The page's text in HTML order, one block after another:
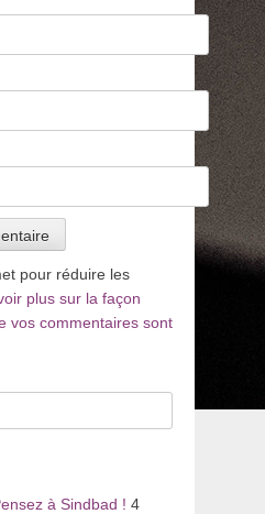
pour réduire les
plus sur la façon
vos commentaires sont
à Sindbad ! 4